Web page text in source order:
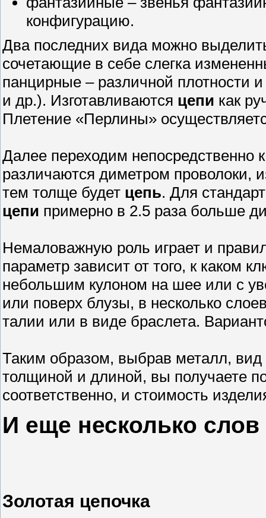
конфигурацию.
Два последних вида можно
сочетающие в себе слегка
панцирные – различной плотности
и др.). Изготавливаются цепи как
Плетение «Перлины»
Далее переходим непосредственно
различаются диметром проволоки,
тем толще будет цепь. Для
цепи примерно в 2.5 раза больше
Немаловажную роль играет и
параметр зависит от того, к каком
небольшим кулоном на шее или с
или поверх блузы, в несколько
талии или в виде браслета.
Таким образом, выбрав металл,
толщиной и длиной, вы получаете
соответственно, и стоимость
И еще несколько слов
Золотая цепочка